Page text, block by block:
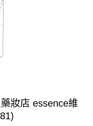
妝店 essence維